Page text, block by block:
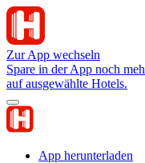
Zur App wechseln
Spare in der App noch
auf ausgewählte Hotels.
App herunterladen